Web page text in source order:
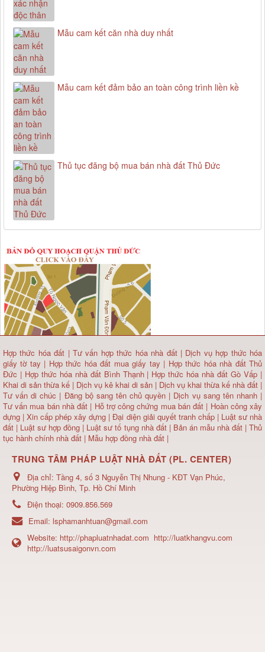
Mẫu cam kết căn nhà duy nhất
Mẫu cam kết đảm bảo an toàn công trình liền kề
Thủ tục đăng bộ mua bán nhà đất Thủ Đức
Hợp thức hóa đất |Tư vấn hợp thức hóa nhà đất| Dịch vụ hợp thức hóa
giấy tờ tay | Hợp thức hóa đất mua giấy tay | Hợp thức hóa nhà đất Thủ
Đức | Hợp thức hóa nhà đất Bình Thạnh | Hợp thức hóa nhà đất Gò Vấp |
Khai di sản thừa kế | Dịch vụ kê khai di sản | Dịch vụ khai thừa kế nhà đất |
Tư vấn di chúc | Đăng bộ sang tên chủ quyền | Dịch vụ sang tên nhanh |
Tư vấn mua bán nhà đất | Hỗ trợ công chứng mua bán đất | Hoàn công xây
dựng | Xin cấp phép xây dựng |Đại diện giải quyết tranh chấp | Luật sư nhà
đất | Luật sư hợp đồng | Luật sư tố tụng nhà đất | Bản án mẫu nhà đất|Thủ
tục hành chính nhà đất | Mẫu hợp đồng nhà đất |
TRUNG TÂM PHÁP LUẬT NHÀ ĐẤT (PL. CENTER)
Địa chỉ: Tầng 4, số 3 Nguyễn Thị Nhung - KĐT Vạn Phúc,
Phường Hiệp Bình, Tp. Hồ Chí Minh
Điện thoại: 0909.856.569
Email: lsphamanhtuan@gmail.com
Website: http://phapluatnhadat.com http://luatkhangvu.com
http://luatsusaigonvn.com